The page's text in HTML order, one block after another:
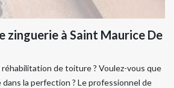
zinguerie à Saint Maurice De
de toiture ? Voulez-vous que
la perfection ? Le professionnel de